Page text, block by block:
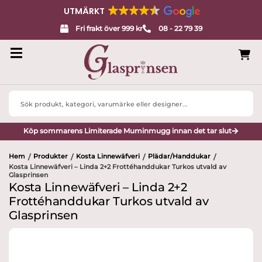
UTMÄRKT
Fri frakt över 999 kr 08 - 22 79 39
Search
Köp sommarens Limiterade Muminmugg innan det tar slut
Hem / Produkter / Kosta Linnewäfveri / Plädar/Handdukar /
Kosta Linnewäfveri – Linda 2+2 Frottéhanddukar Turkos utvald av
Glasprinsen
Kosta Linnewäfveri – Linda 2+2
Frottéhanddukar Turkos utvald av
Glasprinsen